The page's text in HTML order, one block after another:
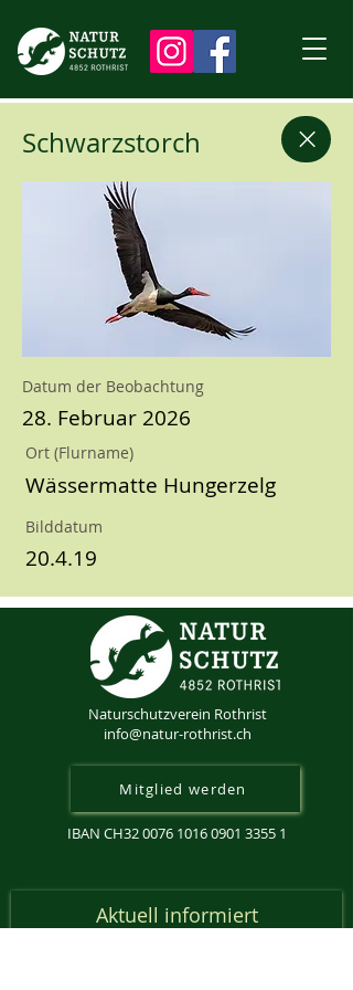
Schwarzstorch
Datum der Beobachtung
28. Februar 2026
Ort (Flurname)
Wässermatte Hungerzelg
Bilddatum
20.4.19
Naturschutzverein Rothrist
info@natur-rothrist.ch
Mitglied werden
IBAN CH320076 1016 0901 3355 1
Aktuell informiert